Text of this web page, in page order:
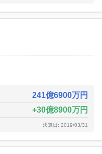
241億6900万円
30億8900万円
決算日: 2019/03/31